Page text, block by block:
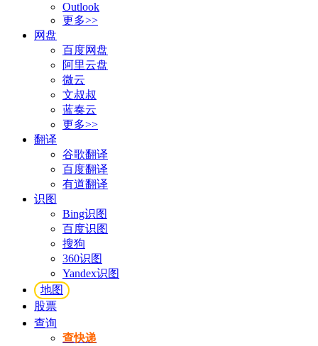
Outlook
更多>>
网盘
百度网盘
阿里云盘
微云
文叔叔
蓝奏云
更多>>
翻译
谷歌翻译
百度翻译
有道翻译
识图
Bing识图
百度识图
搜狗
360识图
Yandex识图
地图
股票
查询
查快递